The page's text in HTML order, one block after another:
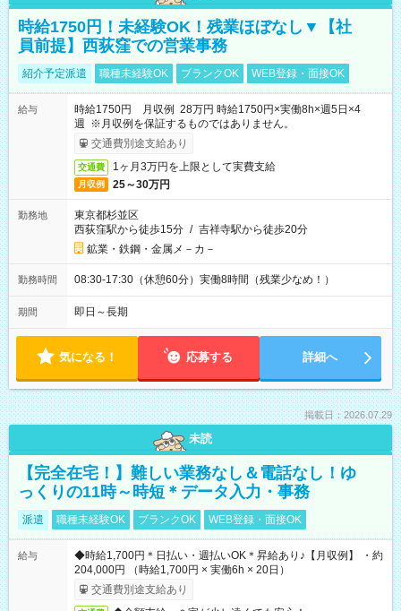
時給1750円！未経験OK！残業ほぼなし▼【社
員前提】西荻窪での営業事務
紹介予定派遣 職種未経験OK ブランクOK WEB登録・面接OK
給与
時給1750円 月収例 28万円 時給1750円×実働8h×週5日×4
週 ※月収例を保証するものではありません。
交通費別途支給あり
交通費 1ヶ月3万円を上限として実費支給
月収例 25～30万円
勤務地
東京都杉並区
西荻窪駅から徒歩15分 / 吉祥寺駅から徒歩20分
鉱業・鉄鋼・金属メ－カ－
勤務時間 08:30-17:30（休憩60分）実働8時間（残業少なめ！）
期間 即日～長期
気になる！ 応募する 詳細へ
掲載日：2026.07.29
未読
【完全在宅！】難しい業務なし＆電話なし！ゆ
っくりの11時～時短＊データ入力・事務
派遣 職種未経験OK ブランクOK WEB登録・面接OK
給与
◆時給1,700円＊日払い・週払いOK＊昇給あり♪【月収例】 ・約
204,000円 （時給1,700円 × 実働6h × 20日）
交通費別途支給あり